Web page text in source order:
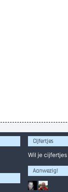
Cijfertjes
Wil je cijfertjes
Aanwezig!